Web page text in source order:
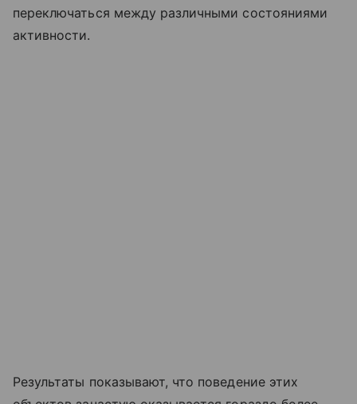
переключаться между различными состояниями
активности.
Результаты показывают, что поведение этих